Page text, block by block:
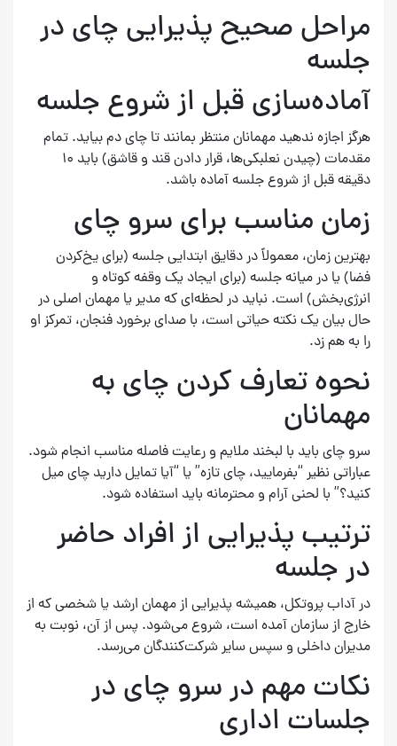
مراحل صحیح پذیرایی چای در
جلسه
آماده‌سازی قبل از شروع جلسه
هرگز اجازه ندهید مهمانان منتظر بمانند تا چای دم بیاید. تمام
مقدمات (چیدن نعلبکی‌ها، قرار دادن قند و قاشق) باید ۱۰
دقیقه قبل از شروع جلسه آماده باشد.
زمان مناسب برای سرو چای
بهترین زمان، معمولاً در دقایق ابتدایی جلسه (برای یخ‌کردن
فضا) یا در میانه جلسه (برای ایجاد یک وقفه کوتاه و
انرژی‌بخش) است. نباید در لحظه‌ای که مدیر یا مهمان اصلی در
حال بیان یک نکته حیاتی است، با صدای برخورد فنجان، تمرکز او
را به هم زد.
نحوه تعارف کردن چای به
مهمانان
سرو چای باید با لبخند ملایم و رعایت فاصله مناسب انجام شود.
عباراتی نظیر “بفرمایید، چای تازه” یا “آیا تمایل دارید چای میل
کنید؟” با لحنی آرام و محترمانه باید استفاده شود.
ترتیب پذیرایی از افراد حاضر
در جلسه
در آداب پروتکل، همیشه پذیرایی از مهمان ارشد یا شخصی که از
خارج از سازمان آمده است، شروع می‌شود. پس از آن، نوبت به
مدیران داخلی و سپس سایر شرکت‌کنندگان می‌رسد.
نکات مهم در سرو چای در
جلسات اداری